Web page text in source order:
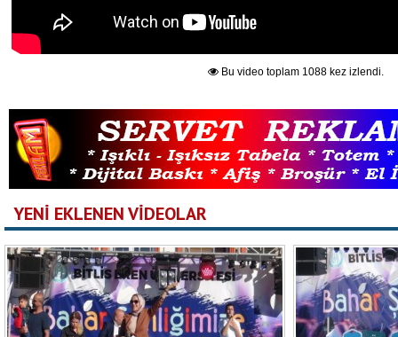
Bu video toplam 1088 kez izlendi.
YENİ EKLENEN VİDEOLAR